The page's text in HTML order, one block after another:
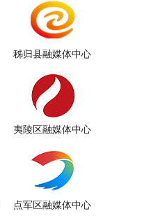
秭归县融媒体中心
夷陵区融媒体中心
点军区融媒体中心